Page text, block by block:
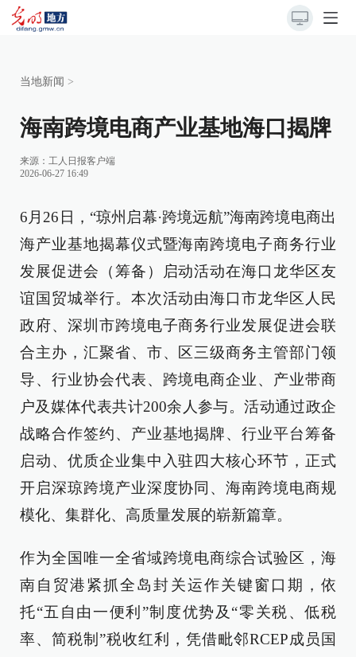
当地新闻 >
海南跨境电商产业基地海口揭牌
来源： 工人日报客户端
2026-06-27 16:49
6月26日，“琼州启幕·跨境远航”海南跨境电商出
海产业基地揭幕仪式暨海南跨境电子商务行业
发展促进会（筹备）启动活动在海口龙华区友
谊国贸城举行。本次活动由海口市龙华区人民
政府、深圳市跨境电子商务行业发展促进会联
合主办，汇聚省、市、区三级商务主管部门领
导、行业协会代表、跨境电商企业、产业带商
户及媒体代表共计200余人参与。活动通过政企
战略合作签约、产业基地揭牌、行业平台筹备
启动、优质企业集中入驻四大核心环节，正式
开启深琼跨境产业深度协同、海南跨境电商规
模化、集群化、高质量发展的崭新篇章。
作为全国唯一全省域跨境电商综合试验区，海
南自贸港紧抓全岛封关运作关键窗口期，依
托“五自由一便利”制度优势及“零关税、低税
率、简税制”税收红利，凭借毗邻RCEP成员国